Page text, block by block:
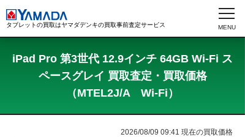
タブレットの買取はヤマダデンキの買取事前査定サービス
iPad Pro 第3世代 12.9インチ 64GB Wi-Fi ス
ペースグレイ 買取査定・買取価格
（MTEL2J/A Wi-Fi）
2026/08/09 09:41 現在の買取価格